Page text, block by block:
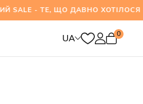
ЩО ДАВНО ХОТІЛОСЯ
UA 0